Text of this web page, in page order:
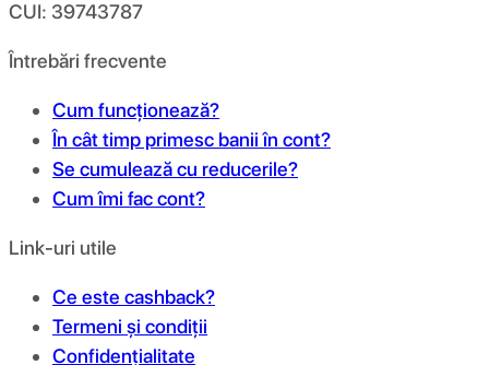
CUI: 39743787
Întrebări frecvente
Cum funcționează?
În cât timp primesc banii în cont?
Se cumulează cu reducerile?
Cum îmi fac cont?
Link-uri utile
Ce este cashback?
Termeni și condiții
Confidențialitate